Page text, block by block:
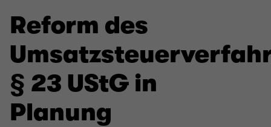
Reform des
§ 23 UStG in
Planung